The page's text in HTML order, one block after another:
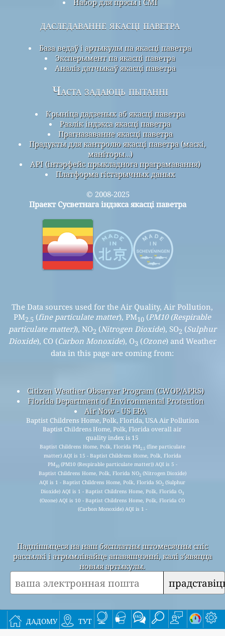
дадому тут
Набор для прэсы і СМІ
даследаванне якасці паветра
База ведаў і артыкулы па якасці паветра
Эксперымент па якасці паветра
Аналіз датчыкаў якасці паветра
Часта задаюць пытанні
Крыніца дадзеных аб якасці паветра
Разлік індэкса якасці паветра
Прагназаванне якасці паветра
Прадукты для кантролю якасці паветра (маскі,
маніторы…)
API (інтэрфейс прыкладнога праграмавання)
Платформа гістарычных даных
© 2008-2025
Праект Сусветнага індэкса якасці паветра
The Data sources used for the Air Quality, Air Pollution,
PM2.5 (fine particulate matter), PM10 (PM10 (Respirable
particulate matter)), NO2 (Nitrogen Dioxide), SO2 (Sulphur
Dioxide), CO (Carbon Monoxide), O3 (Ozone) and Weather
data in this page are coming from:
Citizen Weather Observer Program (CWOP/APRS)
Florida Department of Environmental Protection
Air Now - US EPA
Baptist Childrens Home, Polk, Florida, USA Air Pollution
Baptist Childrens Home, Polk, Florida overall air
quality index is 15
Baptist Childrens Home, Polk, Florida PM2.5(fine particulate
matter) AQI is 15 - Baptist Childrens Home, Polk, Florida
PM10(PM10 (Respirable particulate matter)) AQI is 5 -
Baptist Childrens Home, Polk, Florida NO2(Nitrogen Dioxide)
AQI is 1 - Baptist Childrens Home, Polk, Florida SO2 (Sulphur
Dioxide) AQI is 1 - Baptist Childrens Home, Polk, Florida O3
(Ozone) AQI is 10 - Baptist Childrens Home, Polk, Florida CO
(Carbon Monoxide) AQI is 1 -
Падпішыцеся на наш бясплатны штомесячны спіс
рассылкі і атрымлівайце апавяшчэнні, калі з'явяцца
новыя артыкулы.
This page has been generated on Thursday, Aug 6th 2026, 15:15 pm CST from jp2n